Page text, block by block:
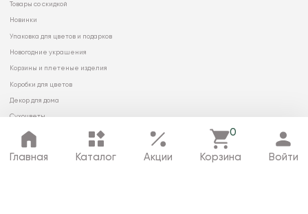
Главная Каталог Акции
0
Корзина Войти
Товары со скидкой
Новинки
Упаковка для цветов и подарков
Новогодние украшения
Корзины и плетеные изделия
Коробки для цветов
Декор для дома
Сухоцветы
© 2026 ООО «МИРРЭЙ»